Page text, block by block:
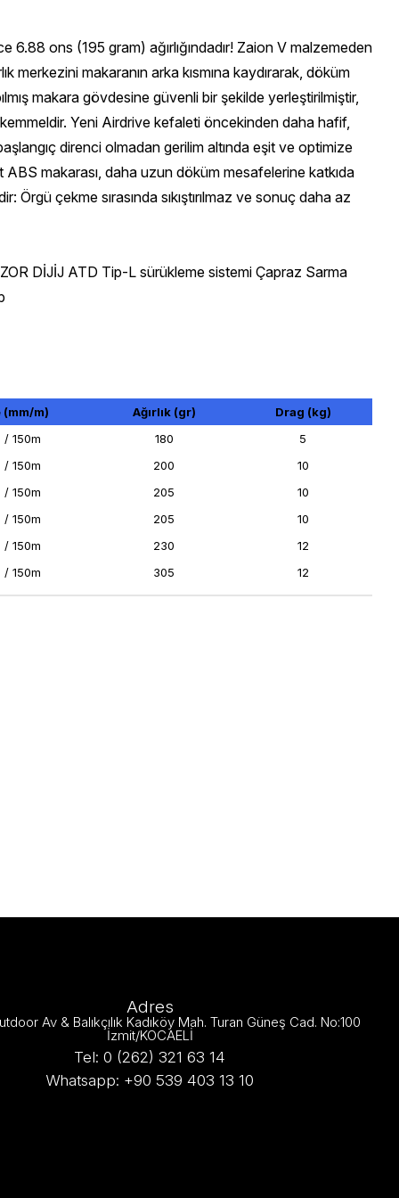
ons (195 gram) ağırlığındadır! Zaion V malzemeden
makaranın arka kısmına kaydırarak, döküm
makara gövdesine güvenli bir şekilde yerleştirilmiştir,
Yeni Airdrive kefaleti öncekinden daha hafif,
direnci olmadan gerilim altında eşit ve optimize
makarası, daha uzun döküm mesafelerine katkıda
Örgü çekme sırasında sıkıştırılmaz ve sonuç daha az
DİJİJ ATD Tip-L sürükleme sistemi Çapraz Sarma
m) Ağırlık (gr)
Drag (kg)
/ 150m
180
5
/ 150m
200
10
/ 150m
205
10
/ 150m
205
10
/ 150m
230
12
/ 150m
305 12
Adres
Av & Balıkçılık Kadıköy Mah. Turan Güneş Cad. No:100
İzmit/KOCAELİ
Tel: 0 (262) 321 63 14
Whatsapp: +90 539 403 13 10